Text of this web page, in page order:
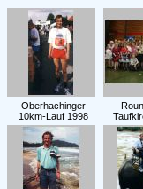
Oberhachinger
10km-Lauf 1998